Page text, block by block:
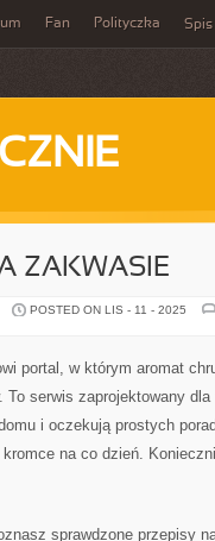
Fan Polityczka Spis
ZAKWASIE
POSTED ON LIS - 11 - 2025
portal, w którym aromat
To serwis zaprojektowany
i oczekują prostych
na co dzień.
sprawdzone przepisy